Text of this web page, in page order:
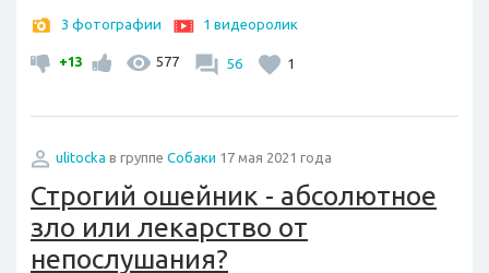
3 фотографии 1 видеоролик
+13 577 56 1
ulitocka в группе Собаки 17 мая 2021 года
Строгий ошейник - абсолютное
зло или лекарство от
непослушания?